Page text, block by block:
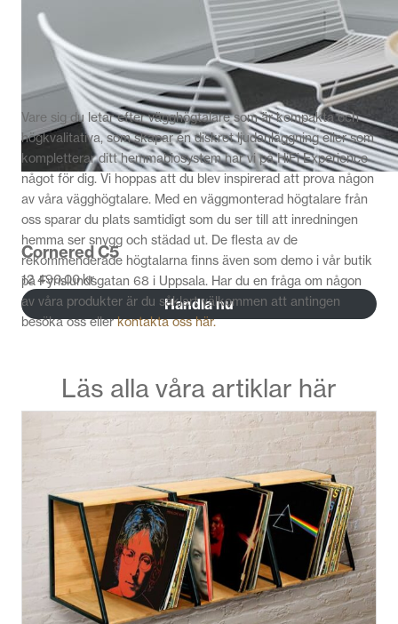
Cornered C5
12 490,00kr
Handla nu
Vare sig du letar efter vägghögtalare som är kompakta och
högkvalitativa, som skapar en diskret ljudanläggning eller som
kompletterar ditt hemmabiosystem har vi på HiFi Experience
något för dig. Vi hoppas att du blev inspirerad att prova någon
av våra vägghögtalare. Med en väggmonterad högtalare från
oss sparar du plats samtidigt som du ser till att inredningen
hemma ser snygg och städad ut. De flesta av de
rekommenderade högtalarna finns även som demo i vår butik
på Fyrislundsgatan 68 i Uppsala. Har du en fråga om någon
av våra produkter är du såklart välkommen att antingen
besöka oss ellerkontakta oss här.
Läs alla våra artiklar här